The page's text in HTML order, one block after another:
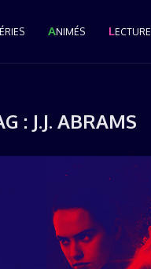
ÉRIES ANIMÉS LECTURE
: J.J. ABRAMS